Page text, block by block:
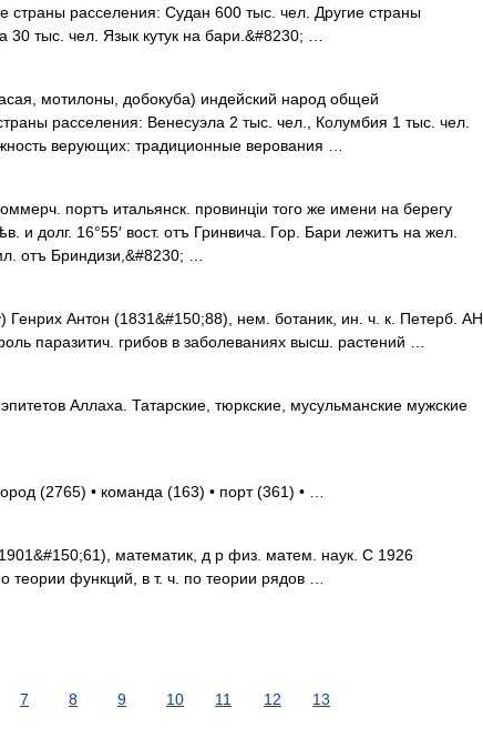
страны расселения: Судан 600 тыс. чел. Другие страны
30 тыс. чел. Язык кутук на бари.&#8230; …
мотилоны, добокуба) индейский народ общей
расселения: Венесуэла 2 тыс. чел., Колумбия 1 тыс. чел.
верующих: традиционные верования …
портъ итальянск. провинціи того же имени на берегу
и долг. 16°55′ вост. отъ Гринвича. Гор. Бари лежитъ на жел.
отъ Бриндизи,&#8230; …
Антон (1831&#150;88), нем. ботаник, ин. ч. к. Петерб. АН
паразитич. грибов в заболеваниях высш. растений …
Аллаха. Татарские, тюркские, мусульманские мужские
(2765) • команда (163) • порт (361) • …
математик, д р физ. матем. наук. С 1926
функций, в т. ч. по теории рядов …
7 8 9 10 11 12 13